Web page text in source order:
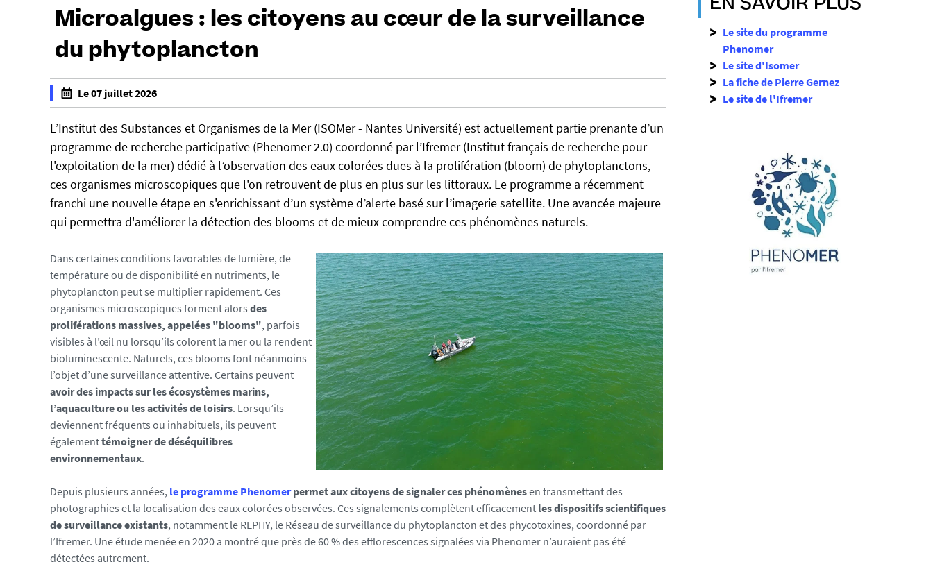
Microalgues : les citoyens au cœur de la surveillance
du phytoplancton
h
t
p
s
:
/
/
u
n
e
n
i
-
n
a
e
f
Le 07 juillet 2026
f
a
l
f
a
l
e
L’Institut des Substances et Organismes de la Mer (ISOMer - Nantes Université) est actuellement partie prenante d’un
programme de recherche participative (Phenomer 2.0) coordonné par l’Ifremer (Institut français de recherche pour
l'exploitation de la mer) dédié à l’observation des eaux colorées dues à la prolifération (bloom) de phytoplanctons,
ces organismes microscopiques que l'on retrouvent de plus en plus sur les littoraux. Le programme a récemment
franchi une nouvelle étape en s'enrichissant d’un système d’alerte basé sur l’imagerie satellite. Une avancée majeure
qui permettra d'améliorer la détection des blooms et de mieux comprendre ces phénomènes naturels.
Dans certaines conditions favorables de lumière, de
température ou de disponibilité en nutriments, le
phytoplancton peut se multiplier rapidement. Ces
organismes microscopiques forment alors des
proliférations massives, appelées "blooms", parfois
visibles à l’œil nu lorsqu’ils colorent la mer ou la rendent
bioluminescente. Naturels, ces blooms font néanmoins
l’objet d’une surveillance attentive. Certains peuvent
avoir des impacts sur les écosystèmes marins,
l’aquaculture ou les activités de loisirs. Lorsqu’ils
deviennent fréquents ou inhabituels, ils peuvent
égalementtémoigner de déséquilibres
environnementaux.
Depuis plusieurs années, le programme Phenomer permet aux citoyens de signaler ces phénomènesen transmettant des
photographies et la localisation des eaux colorées observées. Ces signalements complètent efficacement les dispositifs scientifiques
de surveillance existants, notamment le REPHY, le Réseau de surveillance du phytoplancton et des phycotoxines, coordonné par
l’Ifremer. Une étude menée en 2020 a montré que près de 60 % des efflorescences signalées via Phenomer n’auraient pas été
détectées autrement.
EN SAVOIR PLUS
Le site du programme
Phenomer
Le site d'Isomer
La fiche de Pierre Gernez
Le site de l'Ifremer